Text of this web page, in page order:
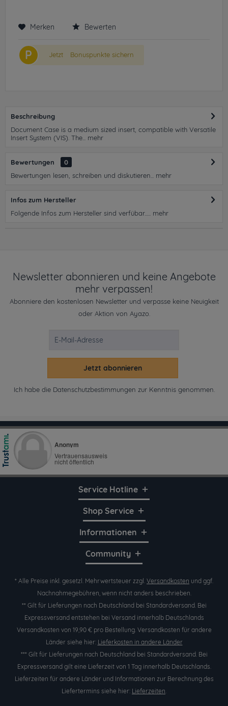
Merken Bewerten
P Jetzt Bonuspunkte sichern
Beschreibung
Document Case is a medium sized insert, compatible with Versatile
Insert System (VIS). The...
mehr
Bewertungen
0
Bewertungen lesen, schreiben und diskutieren...
mehr
Infos zum Hersteller
Folgende Infos zum Hersteller sind verfübar...... mehr
Newsletter abonnieren und keine Angebote
mehr verpassen!
Abonniere den kostenlosen Newsletter und verpasse keine Neuigkeit
oder Aktion von Ayazo.
Jetzt abonnieren
Ich habe die Datenschutzbestimmungen zur Kenntnis genommen.
Service Hotline
Shop Service
Informationen
Community
* Alle Preise inkl. gesetzl. Mehrwertsteuer zzgl. Versandkosten und ggf.
Nachnahmegebühren, wenn nicht anders beschrieben.
** Gilt für Lieferungen nach Deutschland bei Standardversand. Bei
Expressversand entstehen bei Versand innerhalb Deutschlands
Versandkosten von 19,90 € pro Bestellung. Versandkosten für andere
Länder siehe hier: Lieferkosten in andere Länder
*** Gilt für Lieferungen nach Deutschland bei Standardversand. Bei
Expressversand gilt eine Lieferzeit von 1 Tag innerhalb Deutschlands.
Lieferzeiten für andere Länder und Informationen zur Berechnung des
Liefertermins siehe hier: Lieferzeiten.